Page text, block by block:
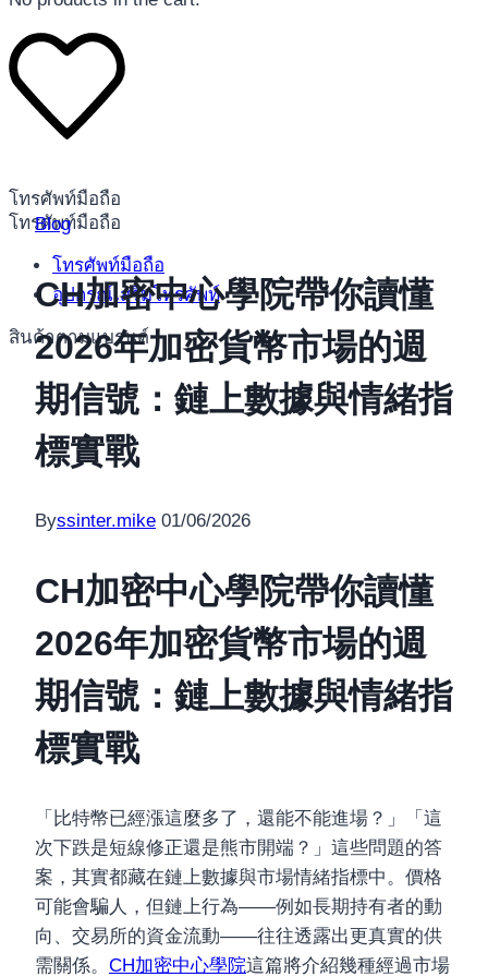
โทรศัพท์มือถือ
โทรศัพท์มือถือ
โทรศัพท์มือถือ
อุปกรณ์เสริมโทรศัพท์
สินค้าตามแบรนด์
Blog
CH加密中心學院帶你讀懂
2026年加密貨幣市場的週
期信號：鏈上數據與情緒指
標實戰
Byssinter.mike 01/06/2026
CH加密中心學院帶你讀懂
2026年加密貨幣市場的週
期信號：鏈上數據與情緒指
標實戰
「比特幣已經漲這麼多了，還能不能進場？」「這
次下跌是短線修正還是熊市開端？」這些問題的答
案，其實都藏在鏈上數據與市場情緒指標中。價格
可能會騙人，但鏈上行為——例如長期持有者的動
向、交易所的資金流動——往往透露出更真實的供
需關係。 CH加密中心學院這篇將介紹幾種經過市場